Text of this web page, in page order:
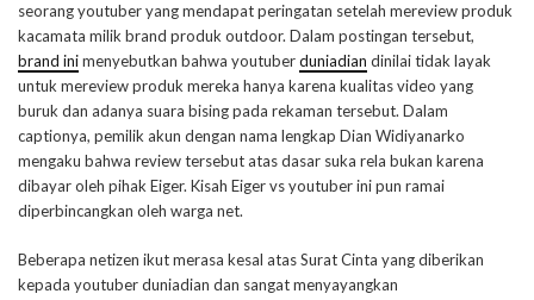
seorang youtuber yang mendapat peringatan setelah mereview produk
kacamata milik brand produk outdoor. Dalam postingan tersebut,
brand inimenyebutkan bahwa youtuberduniadian dinilai tidak layak
untuk mereview produk mereka hanya karena kualitas video yang
buruk dan adanya suara bising pada rekaman tersebut. Dalam
captionya, pemilik akun dengan nama lengkap Dian Widiyanarko
mengaku bahwa review tersebut atas dasar suka rela bukan karena
dibayar oleh pihak Eiger. Kisah Eiger vs youtuber ini pun ramai
diperbincangkan oleh warga net.
Beberapa netizen ikut merasa kesal atas Surat Cinta yang diberikan
kepada youtuber duniadian dan sangat menyayangkan